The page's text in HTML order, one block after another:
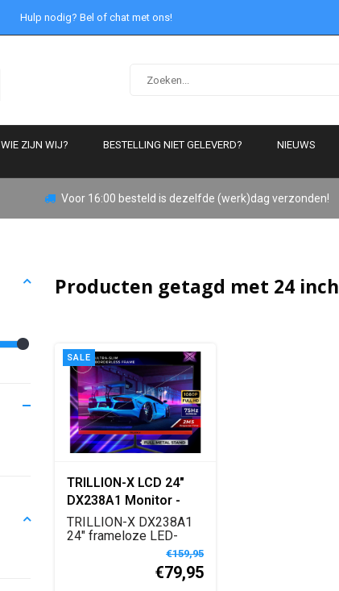
Hulp nodig? Bel of chat met ons!
WIE ZIJN WIJ? BESTELLING NIET GELEVERD? NIEUWS
Voor 16:00 besteld is dezelfde (werk)dag verzonden!
Producten getagd met 24 inch
SALE
TRILLION-X LCD 24"
DX238A1 Monitor -
75Hz - 2ms - Full HD -
Ultra Slim IPS Design
TRILLION-X DX238A1
24" frameloze LED-
€159,95
€79,95